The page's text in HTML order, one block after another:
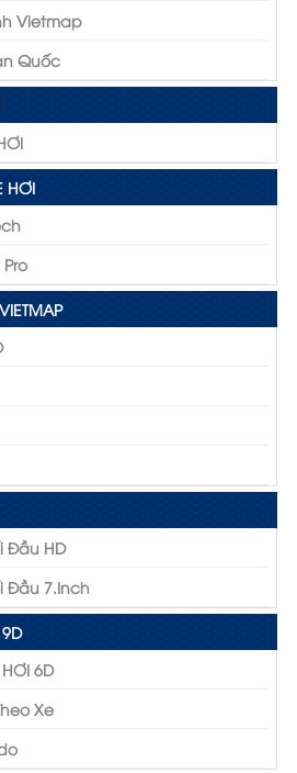
Vietmap
Quốc
HƠI
Đầu HD
Đầu 7.inch
6D
Xe